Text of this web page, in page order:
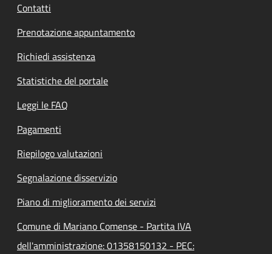
Contatti
Prenotazione appuntamento
Richiedi assistenza
Statistiche del portale
Leggi le FAQ
Pagamenti
Riepilogo valutazioni
Segnalazione disservizio
Piano di miglioramento dei servizi
Comune di Mariano Comense - Partita IVA
dell'amministrazione: 01358150132 - PEC: